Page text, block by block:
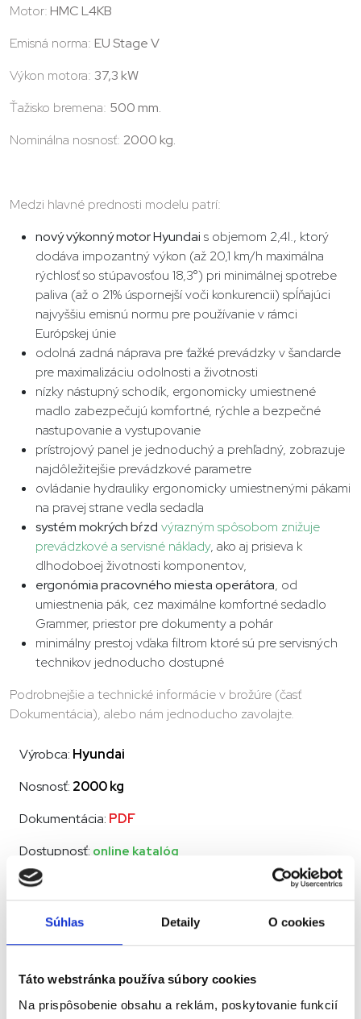
Súhlas Detaily O cookies
Táto webstránka používa súbory cookies
Na prispôsobenie obsahu a reklám, poskytovanie funkcií
Motor:HMC L4KB
Emisná norma: EU Stage V
Výkon motora: 37,3 kW
Ťažisko bremena: 500 mm.
Nominálna nosnosť: 2000 kg.
Medzi hlavné prednosti modelu patrí:
nový výkonný motor Hyundai s objemom 2,4l., ktorý
dodáva impozantný výkon (až 20,1 km/h maximálna
rýchlosť so stúpavosťou 18,3°) pri minimálnej spotrebe
paliva (až o 21% úspornejší voči konkurencii) spĺňajúci
najvyššiu emisnú normu pre používanie v rámci
Európskej únie
odolná zadná náprava pre ťažké prevádzky v šandarde
pre maximalizáciu odolnosti a životnosti
nízky nástupný schodík, ergonomicky umiestnené
madlo zabezpečujú komfortné, rýchle a bezpečné
nastupovanie a vystupovanie
prístrojový panel je jednoduchý a prehľadný, zobrazuje
najdôležitejšie prevádzkové parametre
ovládanie hydrauliky ergonomicky umiestnenými pákami
na pravej strane vedla sedadla
systém mokrých bŕzd výrazným spôsobom znižuje
prevádzkové a servisné náklady, ako aj prisieva k
dlhodoboej životnosti komponentov,
ergonómia pracovného miesta operátora, od
umiestnenia pák, cez maximálne komfortné sedadlo
Grammer, priestor pre dokumenty a pohár
minimálny prestoj vďaka filtrom ktoré sú pre servisných
technikov jednoducho dostupné
Podrobnejšie a technické informácie v brožúre (časť
Dokumentácia), alebo nám jednoducho zavolajte.
Výrobca: Hyundai
Nosnosť: 2000 kg
Dokumentácia: PDF
Dostupnosť: online katalóg
Kontaktujte nás pre viac info o tomto
tovare
Podobné produkty